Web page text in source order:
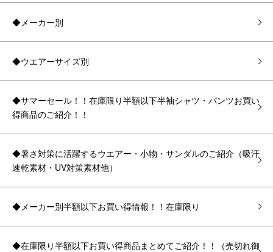
◆メーカー別
◆ウエアーサイズ別
◆サマーセール！！在庫限り半額以下半袖シャツ・パンツお買い
得商品のご紹介！！
◆暑さ対策に活躍するウエアー・小物・サンダルのご紹介（吸汗
速乾素材・UV対策素材他）
◆メーカー別半額以下お買い得情報！！在庫限り
◆在庫限り半額以下お買い得商品まとめてご紹介！！（売切れ御